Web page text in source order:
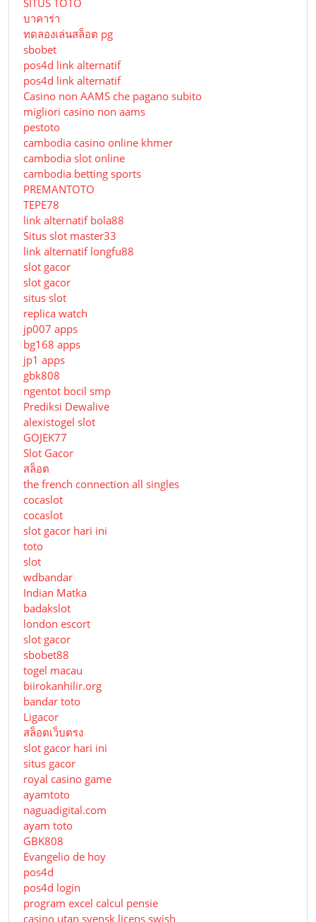
บาคาร่า
ทดลองเล่นสล็อต pg
sbobet
pos4d link alternatif
pos4d link alternatif
Сasino non AAMS che pagano subito
migliori casino non aams
pestoto
cambodia casino online khmer
cambodia slot online
cambodia betting sports
PREMANTOTO
TEPE78
link alternatif bola88
Situs slot master33
link alternatif longfu88
slot gacor
slot gacor
situs slot
replica watch
jp007 apps
bg168 apps
jp1 apps
gbk808
ngentot bocil smp
Prediksi Dewalive
alexistogel slot
GOJEK77
Slot Gacor
สล็อต
the french connection all singles
cocaslot
cocaslot
slot gacor hari ini
toto
slot
wdbandar
Indian Matka
badakslot
london escort
slot gacor
sbobet88
togel macau
biirokanhilir.org
bandar toto
Ligacor
สล็อตเว็บตรง
slot gacor hari ini
situs gacor
royal casino game
ayamtoto
naguadigital.com
ayam toto
GBK808
Evangelio de hoy
pos4d
pos4d login
program excel calcul pensie
casino utan svensk licens swish